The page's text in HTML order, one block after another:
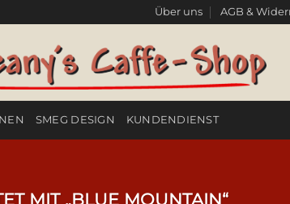
Über uns AGB &
SMEG DESIGN KUNDENDIENST
MIT „BLUE MOUNTAIN“